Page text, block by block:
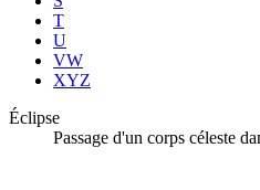
T
U
VW
XYZ
Éclipse
Passage d'un corps céleste